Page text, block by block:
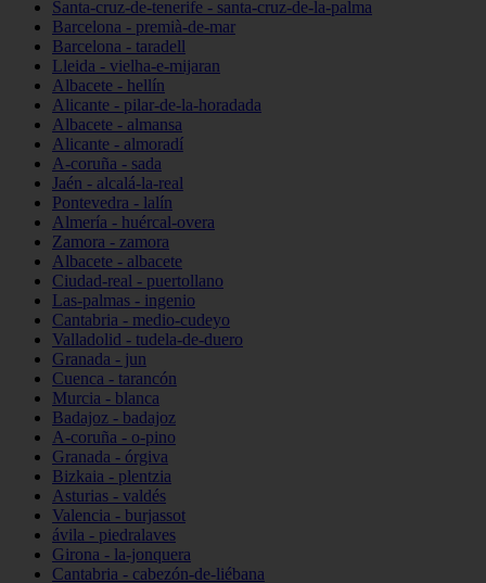
Santa-cruz-de-tenerife - santa-cruz-de-la-palma
Barcelona - premià-de-mar
Barcelona - taradell
Lleida - vielha-e-mijaran
Albacete - hellín
Alicante - pilar-de-la-horadada
Albacete - almansa
Alicante - almoradí
A-coruña - sada
Jaén - alcalá-la-real
Pontevedra - lalín
Almería - huércal-overa
Zamora - zamora
Albacete - albacete
Ciudad-real - puertollano
Las-palmas - ingenio
Cantabria - medio-cudeyo
Valladolid - tudela-de-duero
Granada - jun
Cuenca - tarancón
Murcia - blanca
Badajoz - badajoz
A-coruña - o-pino
Granada - órgiva
Bizkaia - plentzia
Asturias - valdés
Valencia - burjassot
ávila - piedralaves
Girona - la-jonquera
Cantabria - cabezón-de-liébana